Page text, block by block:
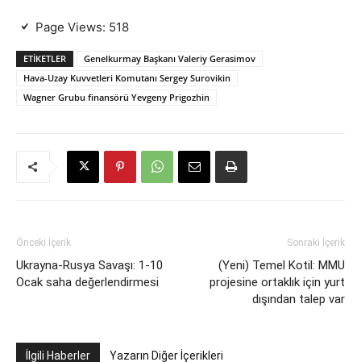
Page Views: 518
ETIKETLER
Genelkurmay Başkanı Valeriy Gerasimov
Hava-Uzay Kuvvetleri Komutanı Sergey Surovikin
Wagner Grubu finansörü Yevgeny Prigozhin
Önceki İçerik
Ukrayna-Rusya Savaşı: 1-10
Ocak saha değerlendirmesi
Sonraki İçerik
(Yeni) Temel Kotil: MMU
projesine ortaklık için yurt
dışından talep var
İlgili Haberler Yazarın Diğer İçerikleri